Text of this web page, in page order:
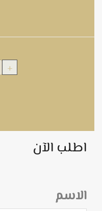
+
اطلب الآن
الاسم